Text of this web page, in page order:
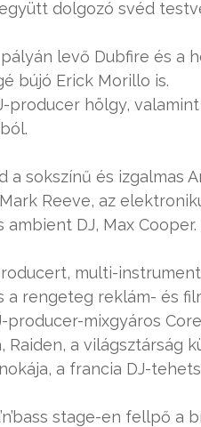
dolgozó svéd
levő Dubfire és a
bújó Erick Morillo is.
producer hölgy,
a sokszínű és izgalmas
Reeve, az
DJ, Max Cooper.
multi-
rengeteg reklám- és
mixgyáros
a világsztárság
a francia DJ-
stage-en fellpő a